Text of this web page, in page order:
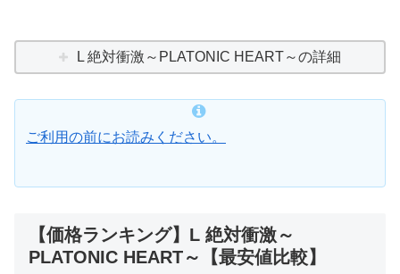
L 絶対衝激～PLATONIC HEART～の詳細
ご利用の前にお読みください。
【価格ランキング】L 絶対衝激～
PLATONIC HEART～【最安値比較】